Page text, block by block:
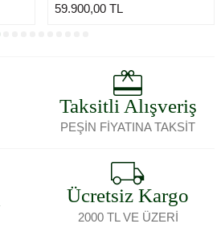
11534-TK-013288-TK-
59.900,00TL
Taksitli Alışveriş
PEŞİN FİYATINA TAKSİT
Ücretsiz Kargo
2000 TL VE ÜZERİ